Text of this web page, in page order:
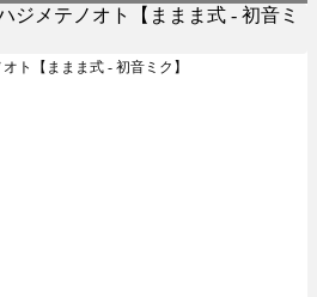
ト【ままま式 - 初音ミク】